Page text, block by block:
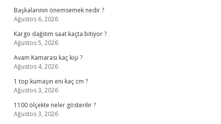
Başkalarının önemsemek nedir ?
Ağustos 6, 2026
Kargo dağıtım saat kaçta bitiyor ?
Ağustos 5, 2026
Avam Kamarası kaç kişi ?
Ağustos 4, 2026
1 top kumaşın eni kaç cm ?
Ağustos 3, 2026
1100 ölçekte neler gösterilir ?
Ağustos 3, 2026